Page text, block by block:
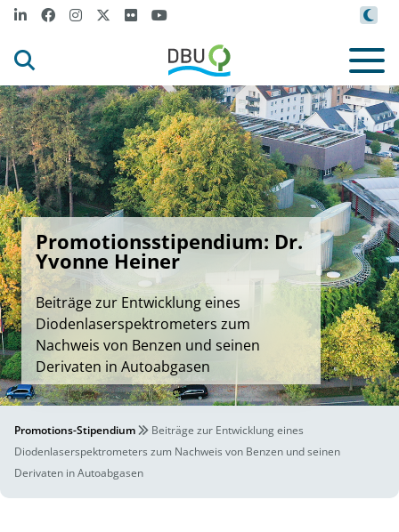
Promotionsstipendium: Dr.
Yvonne Heiner
Beiträge zur Entwicklung eines
Diodenlaserspektrometers zum
Nachweis von Benzen und seinen
Derivaten in Autoabgasen
Promotions-Stipendium
Beiträge zur Entwicklung eines
Diodenlaserspektrometers zum Nachweis von Benzen und seinen
Derivaten in Autoabgasen